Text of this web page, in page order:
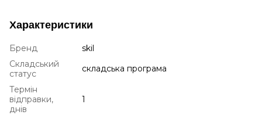
Характеристики
Бренд
skil
Складський
статус
складська програма
Термін
відправки,
днів
1